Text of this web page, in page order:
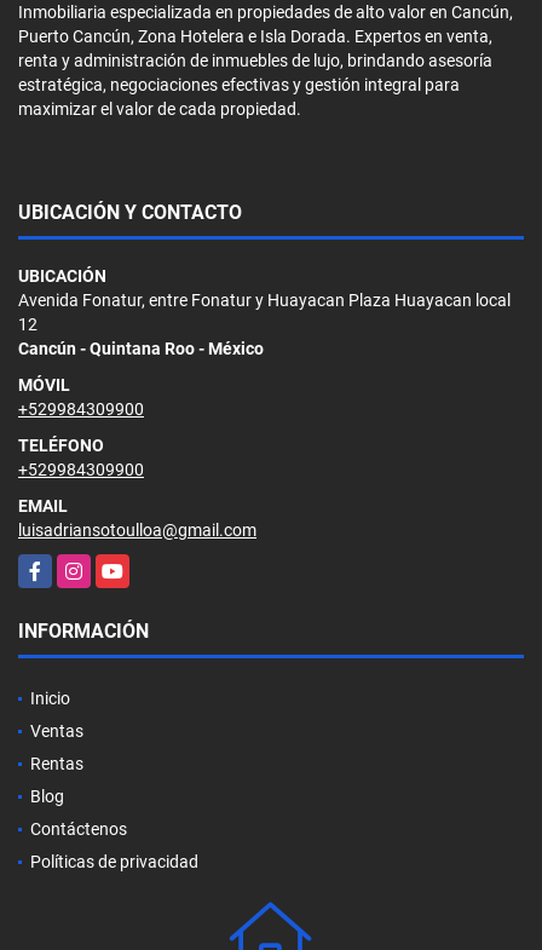
Inmobiliaria especializada en propiedades de alto valor en Cancún,
Puerto Cancún, Zona Hotelera e Isla Dorada. Expertos en venta,
renta y administración de inmuebles de lujo, brindando asesoría
estratégica, negociaciones efectivas y gestión integral para
maximizar el valor de cada propiedad.
UBICACIÓN Y CONTACTO
UBICACIÓN
Avenida Fonatur, entre Fonatur y Huayacan Plaza Huayacan local
12
Cancún - Quintana Roo - México
MÓVIL
+529984309900
TELÉFONO
+529984309900
EMAIL
luisadriansotoulloa@gmail.com
FacebookInstagramYouTube
INFORMACIÓN
Inicio
Ventas
Rentas
Blog
Contáctenos
Políticas de privacidad